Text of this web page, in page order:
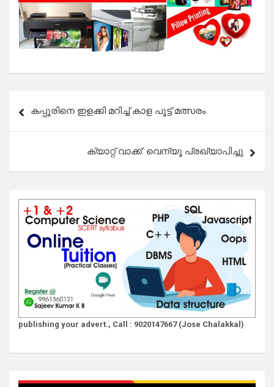
navigation
കപ്പൂരിനെ ഇളക്കി മറിച്ച് കാള പൂട്ട് മത്സരം
ക്യാറ്റ് വാക്ക്: വെന്യൂ പ്രഖ്യാപിച്ചു
publishing your advert., Call : 9020147667 (Jose Chalakkal)